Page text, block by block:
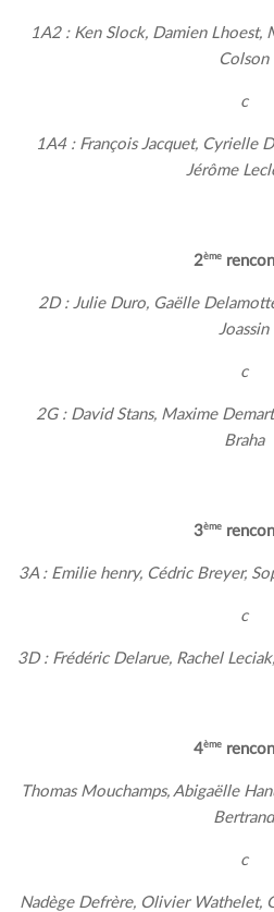
1A2 : Ken Slock, Damien Lhoest,
Colson
c
1A4 : François Jacquet, Cyrielle
Jérôme
2ème
2D : Julie Duro, Gaëlle
Joassin
c
2G : David Stans, Maxime
Braha
3ème
3A : Emilie henry, Cédric Breyer,
c
3D : Frédéric Delarue, Rachel
4ème
Thomas Mouchamps, Abigaëlle
Bertrand
c
Nadège Defrère, Olivier Wathelet,